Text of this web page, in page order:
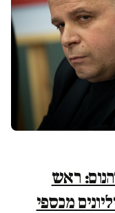
ראש
מכספי